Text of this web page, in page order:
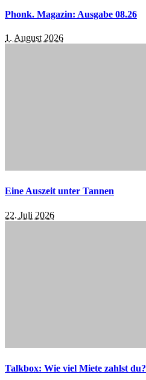
Phonk. Magazin: Ausgabe 08.26
1. August 2026
Eine Auszeit unter Tannen
22. Juli 2026
Talkbox: Wie viel Miete zahlst du?